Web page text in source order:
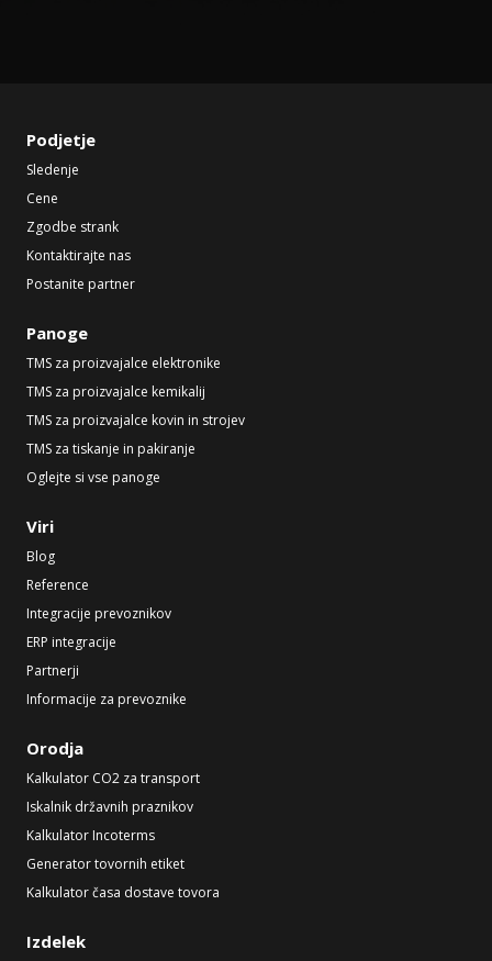
Podjetje
Sledenje
Cene
Zgodbe strank
Kontaktirajte nas
Postanite partner
Panoge
TMS za proizvajalce elektronike
TMS za proizvajalce kemikalij
TMS za proizvajalce kovin in strojev
TMS za tiskanje in pakiranje
Oglejte si vse panoge
Viri
Blog
Reference
Integracije prevoznikov
ERP integracije
Partnerji
Informacije za prevoznike
Orodja
Kalkulator CO2 za transport
Iskalnik državnih praznikov
Kalkulator Incoterms
Generator tovornih etiket
Kalkulator časa dostave tovora
Izdelek